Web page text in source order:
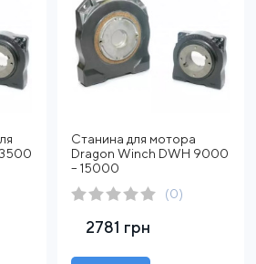
Станина для мотора
Dragon Winch DWH 9000
– 15000
(0)
2781 грн